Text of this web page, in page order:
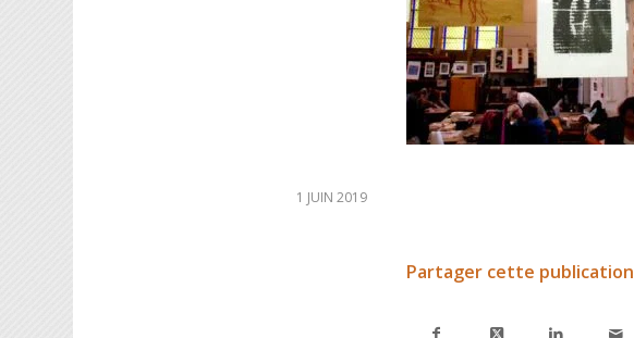
1 JUIN 2019
Partager cette publication